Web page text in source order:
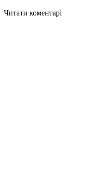
Читати коментарі